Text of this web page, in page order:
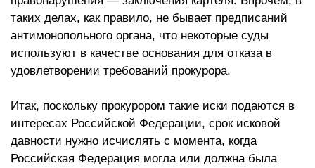
таких делах, как правило, не бывает предписаний
антимонопольного органа, что некоторые суды
используют в качестве основания для отказа в
удовлетворении требований прокурора.
Итак, поскольку прокурором такие иски подаются в
интересах Российской Федерации, срок исковой
давности нужно исчислять с момента, когда
Российская Федерация могла или должна была